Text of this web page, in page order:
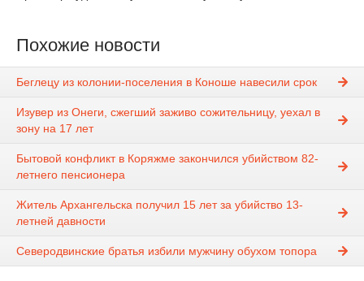
Похожие новости
Беглецу из колонии-поселения в Коноше навесили срок
Изувер из Онеги, сжегший заживо сожительницу, уехал в
зону на 17 лет
Бытовой конфликт в Коряжме закончился убийством 82-
летнего пенсионера
Житель Архангельска получил 15 лет за убийство 13-
летней давности
Северодвинские братья избили мужчину обухом топора